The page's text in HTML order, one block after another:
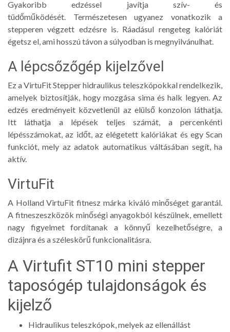
Gyakoribb edzéssel javítja szív- és
tüdőműködését. Természetesen ugyanez vonatkozik a
stepperen végzett edzésre is. Ráadásul rengeteg kalóriát
égetsz el, ami hosszú távon a súlyodban is megnyilvánulhat.
A lépcsőzőgép kijelzővel
Ez a VirtuFit Stepper hidraulikus teleszkópokkal rendelkezik,
amelyek biztosítják, hogy mozgása sima és halk legyen. Az
edzés eredményeit közvetlenül az elülső konzolon láthatja.
Itt láthatja a lépések teljes számát, a percenkénti
lépésszámokat, az időt, az elégetett kalóriákat és egy Scan
funkciót, mely az adatok automatikus váltásában segít, ha
aktív.
VirtuFit
A Holland VirtuFit fitnesz márka kiváló minőséget garantál.
A fitneszeszközök minőségi anyagokból készülnek, emellett
nagy figyelmet fordítanak a könnyű kezelhetőségre, a
dizájnra és a széleskörű funkcionalitásra.
A Virtufit ST10 mini stepper
taposógép tulajdonságok és
kijelző
Hidraulikus teleszkópok, melyek az ellenállást